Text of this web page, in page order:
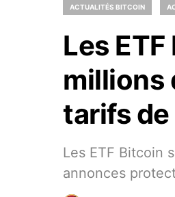
ACTUALITÉS BITCOIN
Les
millions
tarifs
Les ETF Bitcoin
annonces